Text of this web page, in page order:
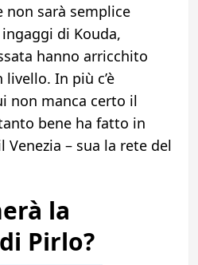
non sarà semplice
di Kouda,
hanno arricchito
In più c’è
non manca certo il
bene ha fatto in
– sua la rete del
la
Pirlo?